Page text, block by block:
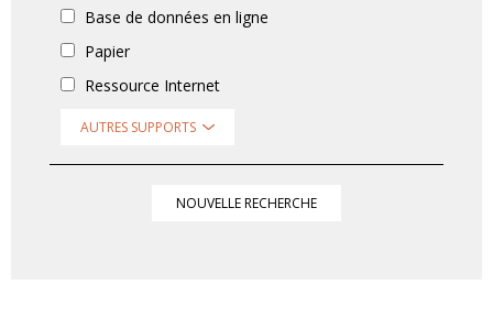
Base de données en ligne
Papier
Ressource Internet
AUTRES SUPPORTS
NOUVELLE RECHERCHE